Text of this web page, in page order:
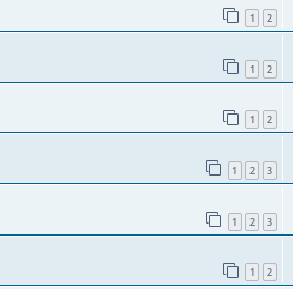
1 2
1 2
1 2
1 2 3
1 2 3
1 2